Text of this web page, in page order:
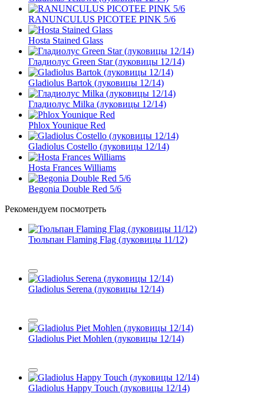
RANUNCULUS PICOTEE PINK 5/6
Hosta Stained Glass
Гладиолус Green Star (луковицы 12/14)
Gladiolus Bartok (луковицы 12/14)
Гладиолус Milka (луковицы 12/14)
Phlox Younique Red
Gladiolus Costello (луковицы 12/14)
Hosta Frances Williams
Begonia Double Red 5/6
Рекомендуем посмотреть
Тюльпан Flaming Flag (луковицы 11/12)
Gladiolus Serena (луковицы 12/14)
Gladiolus Piet Mohlen (луковицы 12/14)
Gladiolus Happy Touch (луковицы 12/14)